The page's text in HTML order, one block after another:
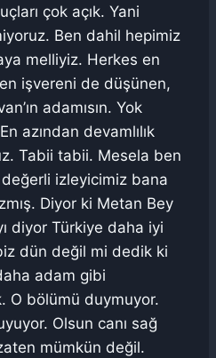
çok açık. Yani
Ben dahil hepimiz
melliyiz. Herkes en
işvereni de düşünen,
adamısın. Yok
azından devamlılık
Tabii tabii. Mesela ben
izleyicimiz bana
Diyor ki Metan Bey
diyor Türkiye daha iyi
dün değil mi dedik ki
adam gibi
O bölümü duymuyor.
Olsun canı sağ
mümkün değil.